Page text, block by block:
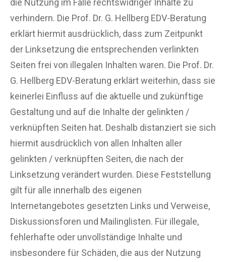
die Nutzung im Falle rechtswidriger Inhalte zu
verhindern. Die Prof. Dr. G. Hellberg EDV-Beratung
erklärt hiermit ausdrücklich, dass zum Zeitpunkt
der Linksetzung die entsprechenden verlinkten
Seiten frei von illegalen Inhalten waren. Die Prof. Dr.
G. Hellberg EDV-Beratung erklärt weiterhin, dass sie
keinerlei Einfluss auf die aktuelle und zukünftige
Gestaltung und auf die Inhalte der gelinkten /
verknüpften Seiten hat. Deshalb distanziert sie sich
hiermit ausdrücklich von allen Inhalten aller
gelinkten / verknüpften Seiten, die nach der
Linksetzung verändert wurden. Diese Feststellung
gilt für alle innerhalb des eigenen
Internetangebotes gesetzten Links und Verweise,
Diskussionsforen und Mailinglisten. Für illegale,
fehlerhafte oder unvollständige Inhalte und
insbesondere für Schäden, die aus der Nutzung